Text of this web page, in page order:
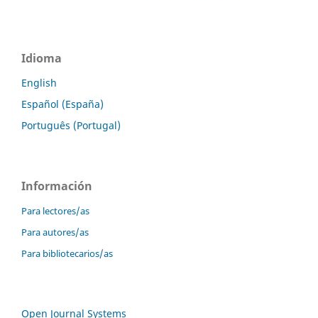
Idioma
English
Español (España)
Português (Portugal)
Información
Para lectores/as
Para autores/as
Para bibliotecarios/as
Open Journal Systems